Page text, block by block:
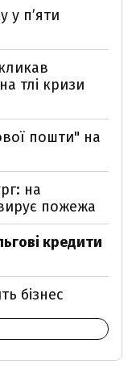
у пʼяти
тлі кризи
пошти" на
на
пожежа
кредити
бізнес